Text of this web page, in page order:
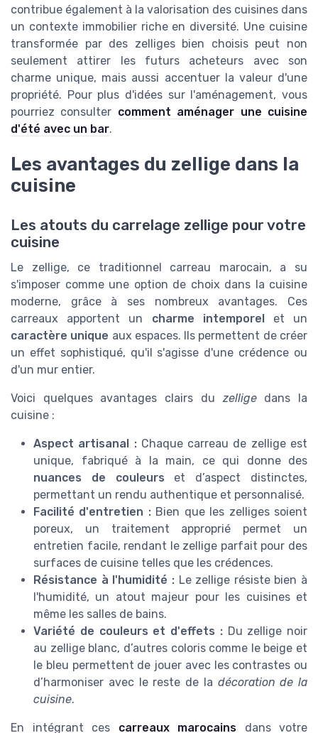
contribue également à la valorisation des cuisines dans
un contexte immobilier riche en diversité. Une cuisine
transformée par des zelliges bien choisis peut non
seulement attirer les futurs acheteurs avec son
charme unique, mais aussi accentuer la valeur d'une
propriété. Pour plus d'idées sur l'aménagement, vous
pourriez consulter comment aménager une cuisine
d'été avec un bar.
Les avantages du zellige dans la
cuisine
Les atouts du carrelage zellige pour votre
cuisine
Le zellige, ce traditionnel carreau marocain, a su
s'imposer comme une option de choix dans la cuisine
moderne, grâce à ses nombreux avantages. Ces
carreaux apportent un charme intemporel
et un
caractère unique aux espaces. Ils permettent de créer
un effet sophistiqué, qu'il s'agisse d'une crédence ou
d'un mur entier.
Voici quelques avantages clairs duzelligedans la
cuisine :
Aspect artisanal :Chaque carreau de zellige est
unique, fabriqué à la main, ce qui donne des
nuances de couleurs et d’aspect distinctes,
permettant un rendu authentique et personnalisé.
Facilité d'entretien :Bien que les zelliges soient
poreux, un traitement approprié permet un
entretien facile, rendant le zellige parfait pour des
surfaces de cuisine telles que les crédences.
Résistance à l'humidité :Le zellige résiste bien à
l'humidité, un atout majeur pour les cuisines et
même les salles de bains.
Variété de couleurs et d'effets :Du zellige noir
au zellige blanc, d’autres coloris comme le beige et
le bleu permettent de jouer avec les contrastes ou
d’harmoniser avec le reste de la décoration de la
cuisine.
En intégrant ces carreaux marocains dans votre